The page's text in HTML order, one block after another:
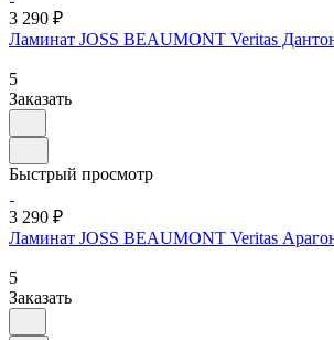
3 290 ₽
Ламинат JOSS BEAUMONT Veritas
5
Заказать
Быстрый просмотр
3 290 ₽
Ламинат JOSS BEAUMONT Veritas
5
Заказать